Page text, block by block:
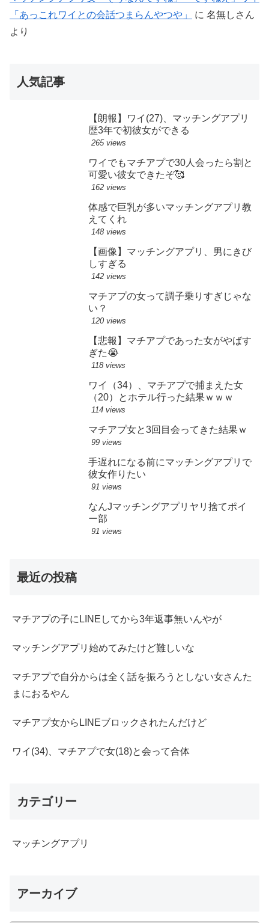
「あっこれワイとの会話つまらんやつや」
に 名無しさん
より
人気記事
【朗報】ワイ(27)、マッチングアプリ
歴3年で初彼女ができる
265 views
ワイでもマチアプで30人会ったら割と
可愛い彼女できたぞ🥰
162 views
体感で巨乳が多いマッチングアプリ教
えてくれ
148 views
【画像】マッチングアプリ、男にきび
しすぎる
142 views
マチアプの女って調子乗りすぎじゃな
い？
120 views
【悲報】マチアプであった女がやばす
ぎた😭
118 views
ワイ（34）、マチアプで捕まえた女
（20）とホテル行った結果ｗｗｗ
114 views
マチアプ女と3回目会ってきた結果ｗ
99 views
手遅れになる前にマッチングアプリで
彼女作りたい
91 views
なんJマッチングアプリヤリ捨てポイ
ー部
91 views
最近の投稿
マチアプの子にLINEしてから3年返事無いんやが
マッチングアプリ始めてみたけど難しいな
マチアプで自分からは全く話を振ろうとしない女さんた
まにおるやん
マチアプ女からLINEブロックされたんだけど
ワイ(34)、マチアプで女(18)と会って合体
カテゴリー
マッチングアプリ
アーカイブ